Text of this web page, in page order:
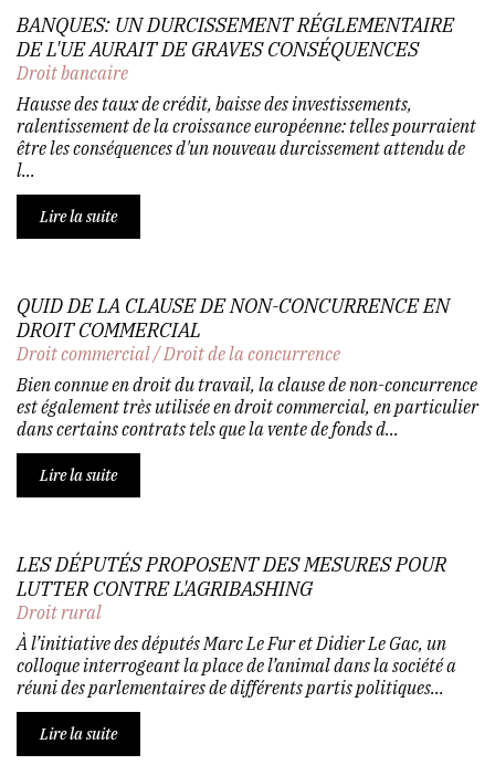
BANQUES: UN DURCISSEMENT RÉGLEMENTAIRE
DE L'UE AURAIT DE GRAVES CONSÉQUENCES
Droit bancaire
Hausse des taux de crédit, baisse des investissements,
ralentissement de la croissance européenne: telles pourraient
être les conséquences d'un nouveau durcissement attendu de
l...
Lire la suite
QUID DE LA CLAUSE DE NON-CONCURRENCE EN
DROIT COMMERCIAL
Droit commercial/Droit de la concurrence
Bien connue en droit du travail, la clause de non-concurrence
est également très utilisée en droit commercial, en particulier
dans certains contrats tels que la vente de fonds d...
Lire la suite
LES DÉPUTÉS PROPOSENT DES MESURES POUR
LUTTER CONTRE L'AGRIBASHING
Droit rural
À l’initiative des députés Marc Le Fur et Didier Le Gac, un
colloque interrogeant la place de l’animal dans la société a
réuni des parlementaires de différents partis politiques...
Lire la suite